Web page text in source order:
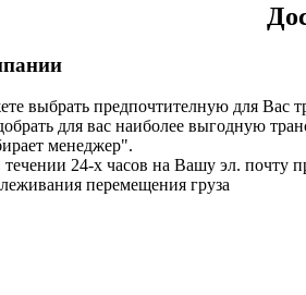
выбрать предпочтителную для Вас
для вас наиболее выгодную
менеджер".
24-х часов на Вашу эл. почту
перемещения груза